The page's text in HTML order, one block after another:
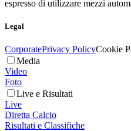
espresso di utilizzare mezzi
Legal
CorporatePrivacy PolicyCookie
Media
Video
Foto
Live e Risultati
Live
Diretta Calcio
Risultati e Classifiche